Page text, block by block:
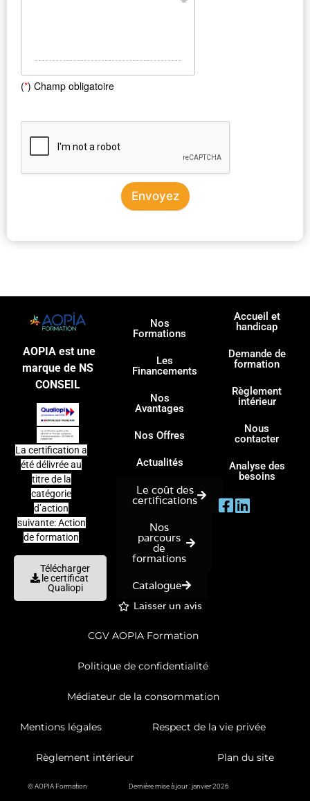
(*) Champ obligatoire
Envoyez
AOPIA est une
marque de NS
CONSEIL
La certification a
été délivrée au
titre de la
catégorie
d’action
suivante: Action
de formation
Télécharger
le certificat
Qualiopi
Nos
Formations
Les
Financements
Nos
Avantages
Nos Offres
Actualités
Le coût des
certifications
Nos
parcours
de
formations
Catalogue
Laisser un avis
Accueil et
handicap
Demande de
formation
Règlement
intérieur
Nous
contacter
Analyse des
besoins
CGV AOPIA Formation
Politique de confidentialité
Médiateur de la consommation
Mentions légales Respect de la vie privée
Règlement intérieur Plan du site
© AOPIA Formation Dernière mise à jour : janvier 2026